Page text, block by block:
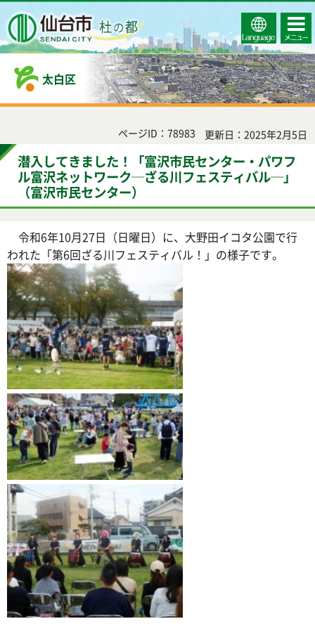
Select
Language
コンテ
ンツメ
ニュー
太白区
ページID：78983 更新日：2025年2月5日
潜入してきました！「富沢市民センター・パワフ
ル富沢ネットワーク─ざる川フェスティバル─」
（富沢市民センター）
令和6年10月27日（日曜日）に、大野田イコタ公園で行
われた「第6回ざる川フェスティバル！」の様子です。